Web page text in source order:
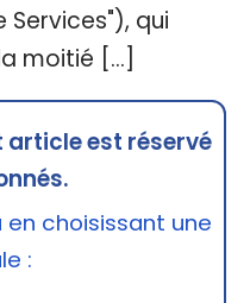
qui
moitié […]
article est réservé
choisissant une
: